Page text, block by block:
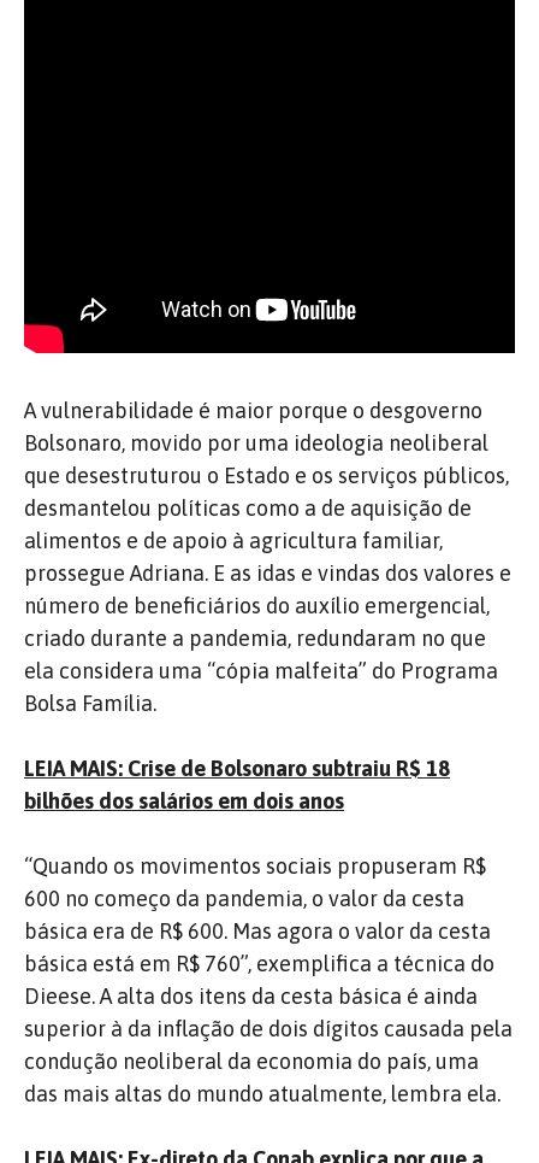
A vulnerabilidade é maior porque o desgoverno
Bolsonaro, movido por uma ideologia neoliberal
que desestruturou o Estado e os serviços públicos,
desmantelou políticas como a de aquisição de
alimentos e de apoio à agricultura familiar,
prossegue Adriana. E as idas e vindas dos valores e
número de beneficiários do auxílio emergencial,
criado durante a pandemia, redundaram no que
ela considera uma “cópia malfeita” do Programa
Bolsa Família.
LEIA MAIS: Crise de Bolsonaro subtraiu R$ 18
bilhões dos salários em dois anos
“Quando os movimentos sociais propuseram R$
600 no começo da pandemia, o valor da cesta
básica era de R$ 600. Mas agora o valor da cesta
básica está em R$ 760”, exemplifica a técnica do
Dieese. A alta dos itens da cesta básica é ainda
superior à da inflação de dois dígitos causada pela
condução neoliberal da economia do país, uma
das mais altas do mundo atualmente, lembra ela.